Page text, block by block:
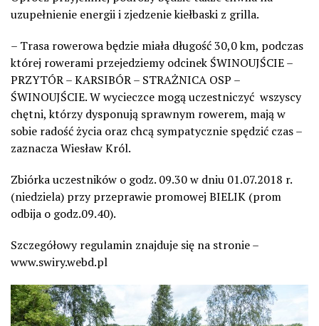
uzupełnienie energii i zjedzenie kiełbaski z grilla.
– Trasa rowerowa będzie miała długość 30,0 km, podczas
której rowerami przejedziemy odcinek ŚWINOUJŚCIE –
PRZYTÓR – KARSIBÓR – STRAŻNICA OSP –
ŚWINOUJŚCIE. W wycieczce mogą uczestniczyć wszyscy
chętni, którzy dysponują sprawnym rowerem, mają w
sobie radość życia oraz chcą sympatycznie spędzić czas –
zaznacza Wiesław Król.
Zbiórka uczestników o godz. 09.30 w dniu 01.07.2018 r.
(niedziela) przy przeprawie promowej BIELIK (prom
odbija o godz.09.40).
Szczegółowy regulamin znajduje się na stronie –
www.swiry.webd.pl